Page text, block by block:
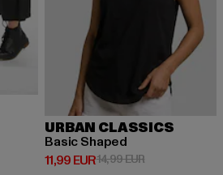
29,99 EUR
URBAN CLASSICS
Basic Shaped
11,99 EUR
Derzeitiger Preis: 11,99 EUR
14,99 EURAktionspreis: